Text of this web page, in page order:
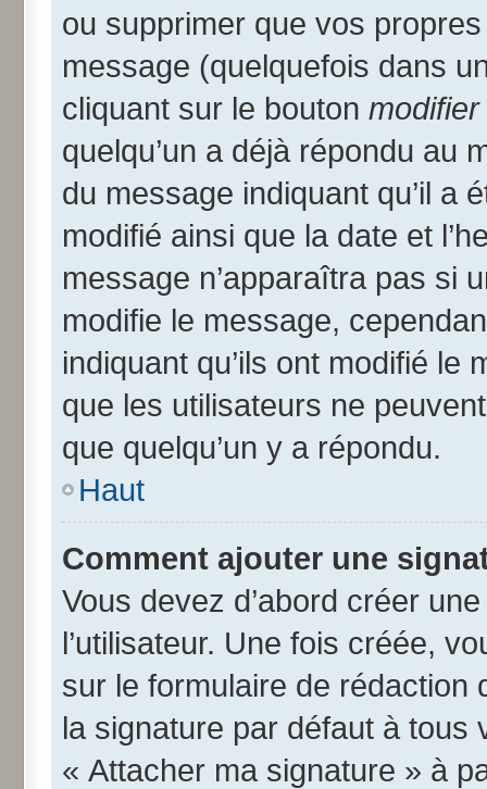
ou supprimer que vos
message (quelquefois dans
cliquant sur le bouton modifier
quelqu’un a déjà répondu au
du message indiquant qu’il a
modifié ainsi que la date et
message n’apparaîtra pas si
modifie le message,
indiquant qu’ils ont modifié le
que les utilisateurs ne
que quelqu’un y a répondu.
Haut
Comment ajouter une
Vous devez d’abord créer
l’utilisateur. Une fois créée,
sur le formulaire de rédaction
la signature par défaut à tous
« Attacher ma signature » à